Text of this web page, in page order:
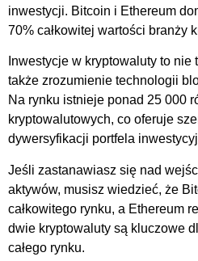
inwestycji. Bitcoin i Ethereum
70% całkowitej wartości branży
Inwestycje w kryptowaluty to
także zrozumienie technologii
Na rynku istnieje ponad 25 000
kryptowalutowych, co oferuje
dywersyfikacji portfela
Jeśli zastanawiasz się nad
aktywów, musisz wiedzieć, że
całkowitego rynku, a Ethereum
dwie kryptowaluty są kluczowe
całego rynku.